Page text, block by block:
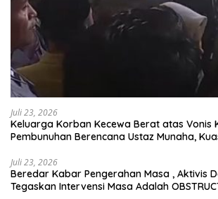
Juli 11, 2026
MADAS Sedarah Apresiasi Kinerja Kortas
Taufik: Bongkar Tuntas Dugaan Korupsi
Hingga ke Akar-akarnya
Juli 3, 2026
Geram Aksi Premanisme , Sekjen DPP Madas Sedarah Kecam
Keras Oknum
Juni 26, 2026
Pengusaha Besi Jalan Platuk Disorot Aliansi
Kinerja Wali Kota Makin Dipertanyakan
Juni 25, 2026
Dalam Waktu 5 Jam 14 Pelaku
Ditangkap Aparat Penegak Hukum